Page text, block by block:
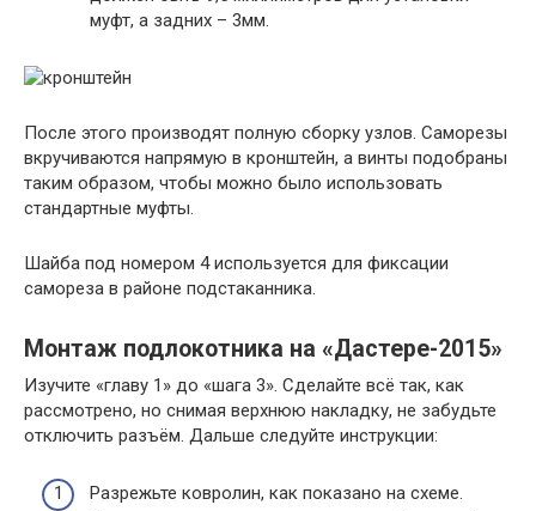
муфт, а задних – 3мм.
После этого производят полную сборку узлов. Саморезы
вкручиваются напрямую в кронштейн, а винты подобраны
таким образом, чтобы можно было использовать
стандартные муфты.
Шайба под номером 4 используется для фиксации
самореза в районе подстаканника.
Монтаж подлокотника на «Дастере-2015»
Изучите «главу 1» до «шага 3». Сделайте всё так, как
рассмотрено, но снимая верхнюю накладку, не забудьте
отключить разъём. Дальше следуйте инструкции:
Разрежьте ковролин, как показано на схеме.